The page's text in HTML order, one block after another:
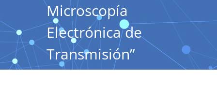
Microscopía
Electrónica de
Transmisión”